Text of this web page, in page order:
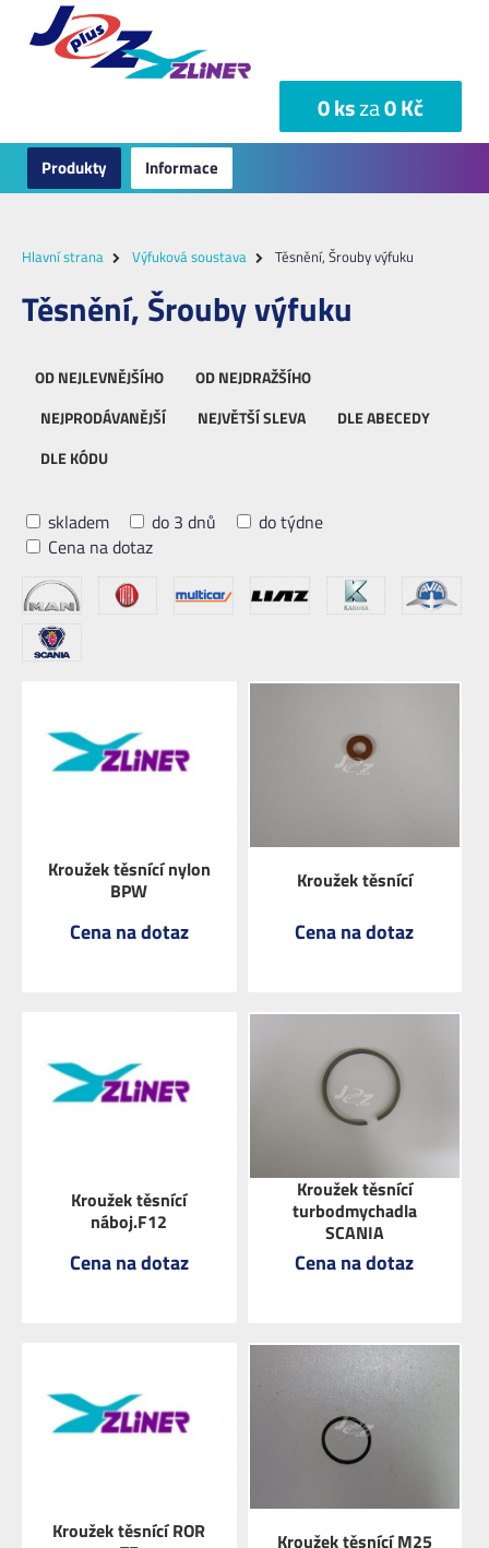
0 ksza0 Kč
Produkty Informace
Hlavní strana Výfuková soustava Těsnění, Šrouby výfuku
Těsnění, Šrouby výfuku
OD NEJLEVNĚJŠÍHO
OD NEJDRAŽŠÍHO
NEJPRODÁVANĚJŠÍ
NEJVĚTŠÍ SLEVA
DLE ABECEDY
DLE KÓDU
skladem do 3 dnů
do týdne
Cena na dotaz
Kroužek těsnící nylon
BPW
Cena na dotaz
Kroužek těsnící
Cena na dotaz
ZOBRAZIT
Kroužek těsnící
náboj.F12
Cena na dotaz
Kroužek těsnící
turbodmychadla
SCANIA
Cena na dotaz
ZOBRAZIT
Kroužek těsnící ROR
Kroužek těsnící M25